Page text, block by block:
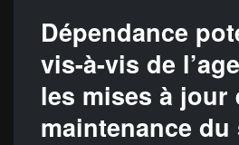
Dépendance
vis-à-vis de
les mises à jour
maintenance du